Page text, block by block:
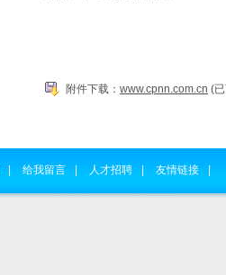
附件下载： www.cpnn.com.cn (
给我留言 人才招聘 友情链接